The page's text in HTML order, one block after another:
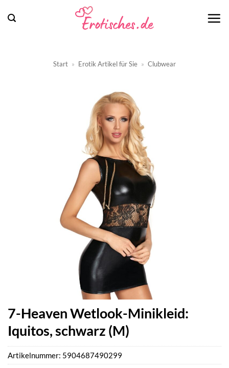
Inhalt
Start » Erotik Artikel für Sie » Clubwear
7-Heaven Wetlook-Minikleid:
Iquitos, schwarz (M)
Artikelnummer: 5904687490299